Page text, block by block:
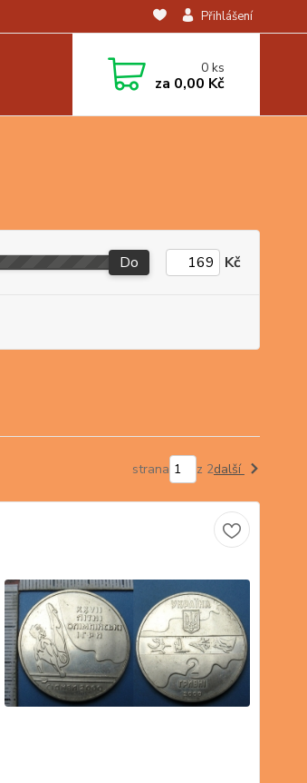
Přihlášení
0ks
za 0,00 Kč
Do Kč
strana z 2další